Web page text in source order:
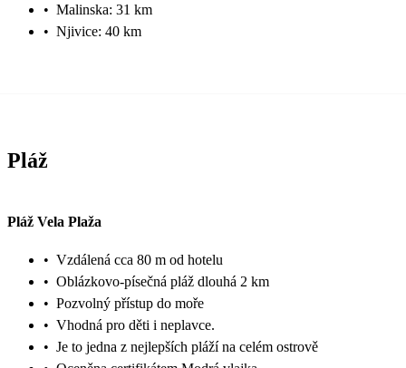
• Malinska: 31 km
• Njivice: 40 km
Pláž
Pláž Vela Plaža
• Vzdálená cca 80 m od hotelu
• Oblázkovo-písečná pláž dlouhá 2 km
• Pozvolný přístup do moře
• Vhodná pro děti i neplavce.
• Je to jedna z nejlepších pláží na celém ostrově